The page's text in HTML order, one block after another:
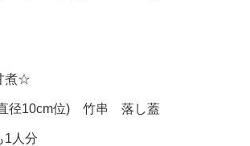
煮☆
直径10cm位) 竹串 落し蓋
1人分